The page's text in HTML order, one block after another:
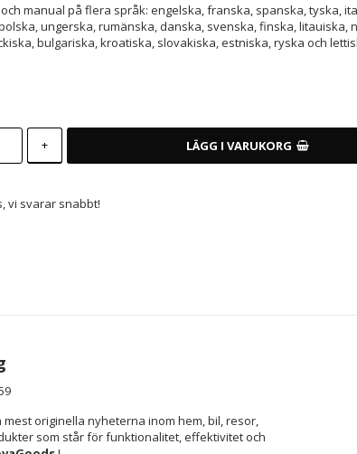
manual på flera språk: engelska, franska, spanska, tyska,
ungerska, rumänska, danska, svenska, finska, litauiska,
bulgariska, kroatiska, slovakiska, estniska, ryska och
+ LÄGG I VARUKORG
vi svarar snabbt!
mest originella nyheterna inom hem, bil, resor,
som står för funktionalitet, effektivitet och